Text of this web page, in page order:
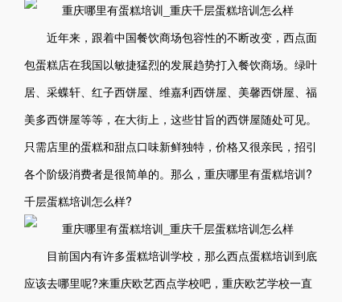
近年来，跟着中国餐饮商场包容性的不断改变，西点面
包蛋糕店在我国以敏捷猛烈的发展趋势打入餐饮商场。绿叶
居、采蝶轩、红子西饼屋、维嘉利西饼屋、美馨西饼屋、福
美多西饼屋等等，在大街上，这些甘旨的西饼屋随处可见。
只需店里的蛋糕和甜点口味新鲜独特，价格又很亲民，招引
各个阶级消费者是很简单的。那么，重庆哪里有蛋糕培训?
千层蛋糕培训怎么样?
目前国内有许多蛋糕培训学校，那么西点蛋糕培训到底
应该去哪里呢?来重庆欧艺西点学校吧，重庆欧艺学校一直